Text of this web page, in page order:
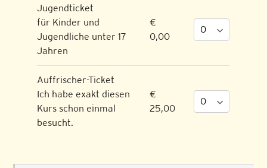
Jugendticket
für Kinder und
Jugendliche unter 17
Jahren
€
0,00
Auffrischer-Ticket
Ich habe exakt diesen
Kurs schon einmal
besucht.
€
25,00